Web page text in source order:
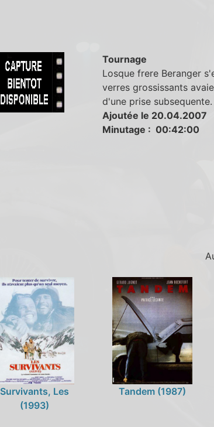
Tournage
Losque frere Beranger
verres grossissants
d'une prise subsequente.
Ajoutée le 20.04.2007
Minutage : 00:42:00
Survivants, Les
(1993)
Tandem (1987)